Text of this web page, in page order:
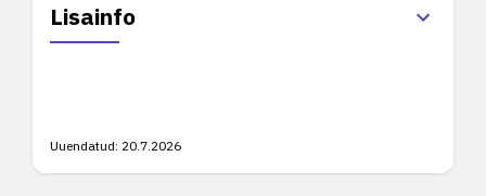
Lisainfo
Uuendatud: 20.7.2026